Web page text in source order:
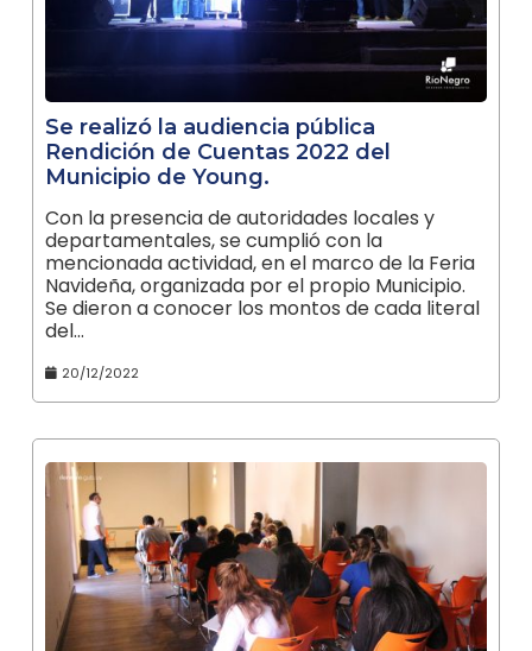
Se realizó la audiencia pública
Rendición de Cuentas 2022 del
Municipio de Young.
Con la presencia de autoridades locales y
departamentales, se cumplió con la
mencionada actividad, en el marco de la Feria
Navideña, organizada por el propio Municipio.
Se dieron a conocer los montos de cada literal
del…
20/12/2022